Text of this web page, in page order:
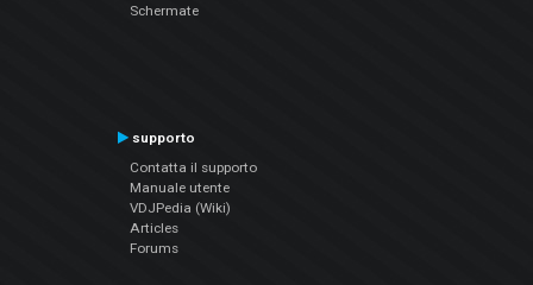
Schermate
supporto
Contatta il supporto
Manuale utente
VDJPedia (Wiki)
Articles
Forums